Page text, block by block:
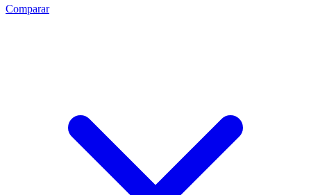
Comparar